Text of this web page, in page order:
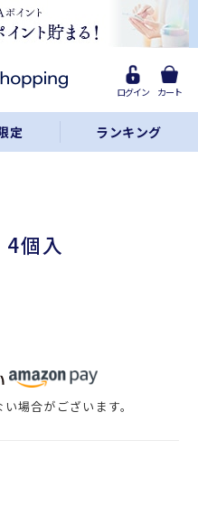
ログイン カート
定 ランキング
LINE
Facebook
リンクをコピー
個入
場合がございます。